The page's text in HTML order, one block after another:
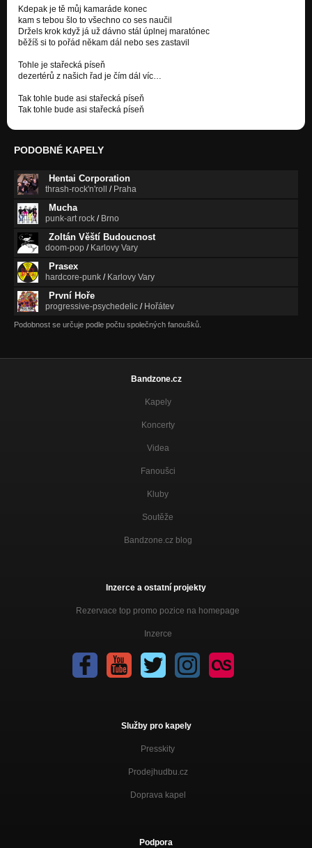
Mimoní blues
Nezařazeno
Nezařazeno
Nekompetentní
Nezařazeno
Nezařazeno
Varyrium tremens
Maharadža
Varyrium tremens
Splněné přání
Mrtvola
Varyrium tremens
Čtyřicet (Varyrium tremens)
Vinnetou
Kdepak je tě můj kamaráde konec
kam s tebou šlo to všechno co ses naučil
Držels krok když já už dávno stál úplnej maratónec
běžíš si to pořád někam dál nebo ses zastavil
Tohle je stařecká píseň
dezertérů z našich řad je čím dál víc…
Tak tohle bude asi stařecká píseň
Tak tohle bude asi stařecká píseň
PODOBNÉ KAPELY
Hentai Corporation
thrash-rock'n'roll / Praha
Mucha
punk-art rock / Brno
Zoltán Věští Budoucnost
doom-pop / Karlovy Vary
Prasex
hardcore-punk / Karlovy Vary
První Hoře
progressive-psychedelic / Hořátev
Podobnost se určuje podle počtu společných fanoušků.
Bandzone.cz
Kapely
Koncerty
Videa
Fanoušci
Kluby
Soutěže
Bandzone.cz blog
Inzerce a ostatní projekty
Rezervace top promo pozice na homepage
Inzerce
Služby pro kapely
Presskity
Prodejhudbu.cz
Doprava kapel
Podpora